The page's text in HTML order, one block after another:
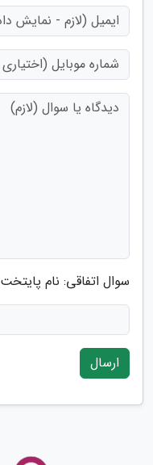
سوال اتفاقی: نام
ارسال